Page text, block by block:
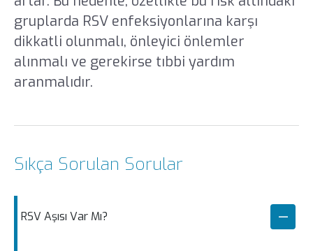
gruplarda RSV enfeksiyonlarına karşı
dikkatli olunmalı, önleyici önlemler
alınmalı ve gerekirse tıbbi yardım
aranmalıdır.
Sıkça Sorulan Sorular
RSV Aşısı Var Mı?